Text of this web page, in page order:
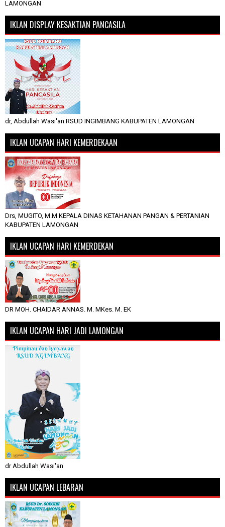
LAMONGAN
IKLAN DISPLAY KESAKTIAN PANCASILA
dr, Abdullah Wasi'an RSUD INGIMBANG KABUPATEN LAMONGAN
IKLAN UCAPAN HARI KEMERDEKAAN
Drs, MUGITO, M.M KEPALA DINAS KETAHANAN PANGAN & PERTANIAN
KABUPATEN LAMONGAN
IKLAN UCAPAN HARI KEMERDEKAN
DR MOH. CHAIDAR ANNAS. M. MKes. M. EK
IKLAN UCAPAN HARI JADI LAMONGAN
dr Abdullah Wasi'an
IKLAN UCAPAN LEBARAN